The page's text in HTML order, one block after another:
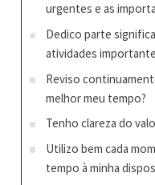
urgentes e as
Dedico parte
atividades
Reviso
melhor meu tempo?
Tenho clareza do
Utilizo bem cada
tempo à minha